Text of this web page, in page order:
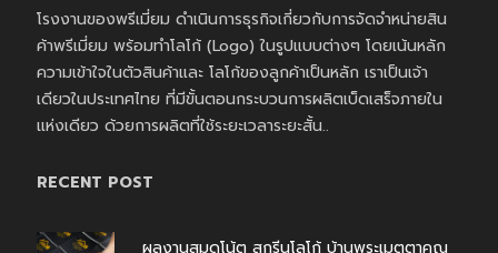
โรงงานของพรีเมี่ยม ดำเนินการธุรกิจเกี่ยวกับการจัดจำหน่ายสิน
ค้าพรีเมี่ยม พร้อมทำโลโก้ (Logo) ในรูปแบบต่างๆ โดยเน้นหลัก
ความเข้าใจในตัวสินค้าและ โลโก้ของลูกค้าเป็นหลัก เราเป็นเจ้า
เดียวในประเทศไทย ที่มีขั้นตอนกระบวนการผลิตเบ็ดเสร็จภายใน
แห่งเดียว ด้วยการผลิตที่ใช้ระยะเวลาระยะสั้น..
RECENT POST
ผลงานสมุดโน้ต สกรีนโลโก้ บ้านพระเมตตาคุณ